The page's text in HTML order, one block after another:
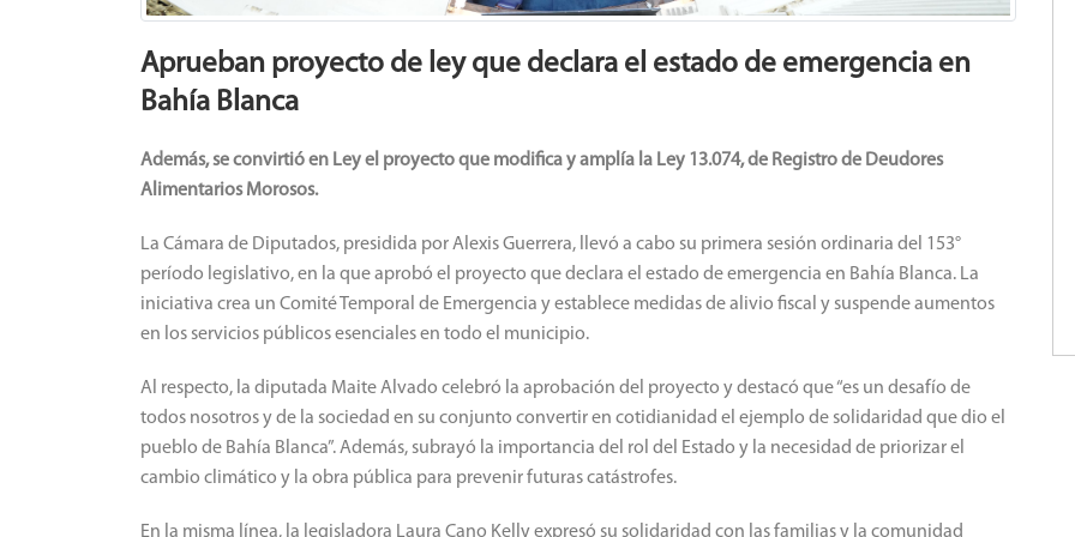
Aprueban proyecto de ley que declara el estado de emergencia en
Bahía Blanca
Además, se convirtió en Ley el proyecto que modifica y amplía la Ley 13.074, de Registro de Deudores
Alimentarios Morosos.
La Cámara de Diputados, presidida por Alexis Guerrera, llevó a cabo su primera sesión ordinaria del 153°
período legislativo, en la que aprobó el proyecto que declara el estado de emergencia en Bahía Blanca. La
iniciativa crea un Comité Temporal de Emergencia y establece medidas de alivio fiscal y suspende aumentos
en los servicios públicos esenciales en todo el municipio.
Al respecto, la diputada Maite Alvado celebró la aprobación del proyecto y destacó que “es un desafío de
todos nosotros y de la sociedad en su conjunto convertir en cotidianidad el ejemplo de solidaridad que dio el
pueblo de Bahía Blanca”. Además, subrayó la importancia del rol del Estado y la necesidad de priorizar el
cambio climático y la obra pública para prevenir futuras catástrofes.
En la misma línea, la legisladora Laura Cano Kelly expresó su solidaridad con las familias y la comunidad